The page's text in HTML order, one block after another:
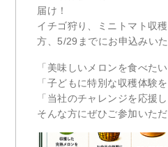
届け！
イチゴ狩り、ミニトマト収
方、5/29までにお申込みい
「美味しいメロンを食べたい
「子どもに特別な収穫体験
「当社のチャレンジを応援し
そんな方にぜひご参加いた